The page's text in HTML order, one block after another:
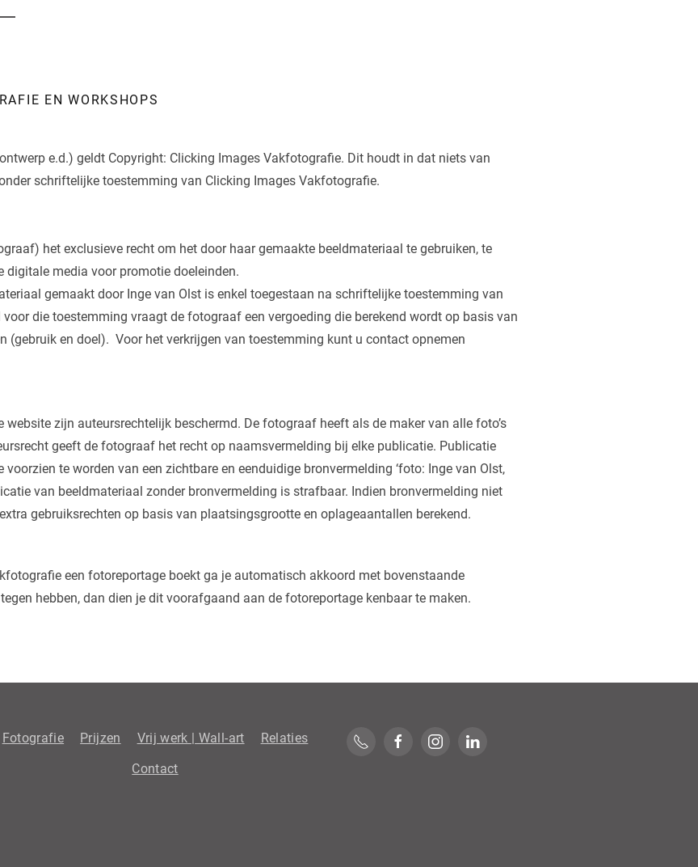
EN WORKSHOPS
e.d.) geldt Copyright: Clicking Images Vakfotografie. Dit houdt in dat niets van
schriftelijke toestemming van Clicking Images Vakfotografie.
het exclusieve recht om het door haar gemaakte beeldmateriaal te gebruiken, te
digitale media voor promotie doeleinden.
gemaakt door Inge van Olst is enkel toegestaan na schriftelijke toestemming van
die toestemming vraagt de fotograaf een vergoeding die berekend wordt op basis van
(gebruik en doel). Voor het verkrijgen van toestemming kunt u contact opnemen
zijn auteursrechtelijk beschermd. De fotograaf heeft als de maker van alle foto’s
geeft de fotograaf het recht op naamsvermelding bij elke publicatie. Publicatie
te worden van een zichtbare en eenduidige bronvermelding ‘foto: Inge van Olst,
van beeldmateriaal zonder bronvermelding is strafbaar. Indien bronvermelding niet
gebruiksrechten op basis van plaatsingsgrootte en oplageaantallen berekend.
een fotoreportage boekt ga je automatisch akkoord met bovenstaande
hebben, dan dien je dit voorafgaand aan de fotoreportage kenbaar te maken.
Fotografie Prijzen Vrij werk | Wall-art
Relaties
Contact